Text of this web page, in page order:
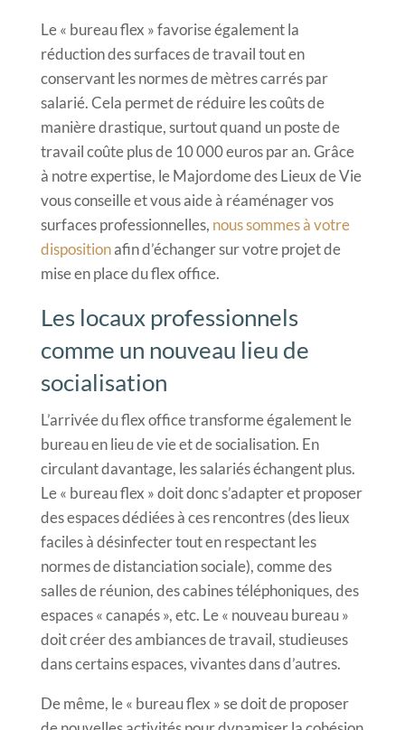
Le « bureau flex » favorise également la
réduction des surfaces de travail tout en
conservant les normes de mètres carrés par
salarié. Cela permet de réduire les coûts de
manière drastique, surtout quand un poste de
travail coûte plus de 10 000 euros par an. Grâce
à notre expertise, le Majordome des Lieux de Vie
vous conseille et vous aide à réaménager vos
surfaces professionnelles, nous sommes à votre
dispositionafin d’échanger sur votre projet de
mise en place du flex office.
Les locaux professionnels
comme un nouveau lieu de
socialisation
L’arrivée du flex office transforme également le
bureau en lieu de vie et de socialisation. En
circulant davantage, les salariés échangent plus.
Le « bureau flex » doit donc s’adapter et proposer
des espaces dédiées à ces rencontres (des lieux
faciles à désinfecter tout en respectant les
normes de distanciation sociale), comme des
salles de réunion, des cabines téléphoniques, des
espaces « canapés », etc. Le « nouveau bureau »
doit créer des ambiances de travail, studieuses
dans certains espaces, vivantes dans d’autres.
De même, le « bureau flex » se doit de proposer